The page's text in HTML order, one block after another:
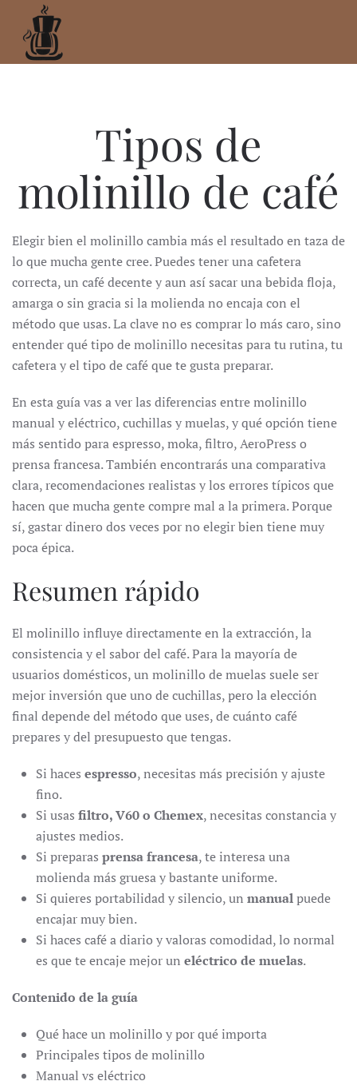
Ir
al
Tipos de
molinillo de café
Elegir bien el molinillo cambia más el resultado en taza de
lo que mucha gente cree. Puedes tener una cafetera
correcta, un café decente y aun así sacar una bebida floja,
amarga o sin gracia si la molienda no encaja con el
método que usas. La clave no es comprar lo más caro, sino
entender qué tipo de molinillo necesitas para tu rutina, tu
cafetera y el tipo de café que te gusta preparar.
En esta guía vas a ver las diferencias entre molinillo
manual y eléctrico, cuchillas y muelas, y qué opción tiene
más sentido para espresso, moka, filtro, AeroPress o
prensa francesa. También encontrarás una comparativa
clara, recomendaciones realistas y los errores típicos que
hacen que mucha gente compre mal a la primera. Porque
sí, gastar dinero dos veces por no elegir bien tiene muy
poca épica.
Resumen rápido
El molinillo influye directamente en la extracción, la
consistencia y el sabor del café. Para la mayoría de
usuarios domésticos, un molinillo de muelas suele ser
mejor inversión que uno de cuchillas, pero la elección
final depende del método que uses, de cuánto café
prepares y del presupuesto que tengas.
Si haces espresso, necesitas más precisión y ajuste
fino.
Si usas filtro, V60 o Chemex, necesitas constancia y
ajustes medios.
Si preparas prensa francesa, te interesa una
molienda más gruesa y bastante uniforme.
Si quieres portabilidad y silencio, un manualpuede
encajar muy bien.
Si haces café a diario y valoras comodidad, lo normal
es que te encaje mejor un eléctrico de muelas.
Contenido de la guía
Qué hace un molinillo y por qué importa
Principales tipos de molinillo
Manual vs eléctrico